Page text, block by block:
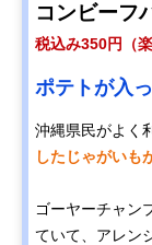
コンビーフ
税込み350円（楽
ポテトが入
沖縄県民がよく
したじゃがいも
ゴーヤーチャン
ていて、アレン